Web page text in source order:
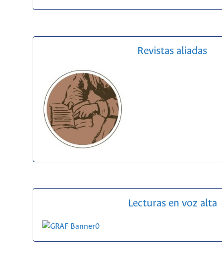
Revistas aliadas
Lecturas en voz alta